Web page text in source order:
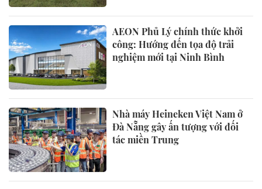
AEON Phủ Lý chính thức khởi
công: Hướng đến tọa độ trải
nghiệm mới tại Ninh Bình
Nhà máy Heineken Việt Nam ở
Đà Nẵng gây ấn tượng với đối
tác miền Trung